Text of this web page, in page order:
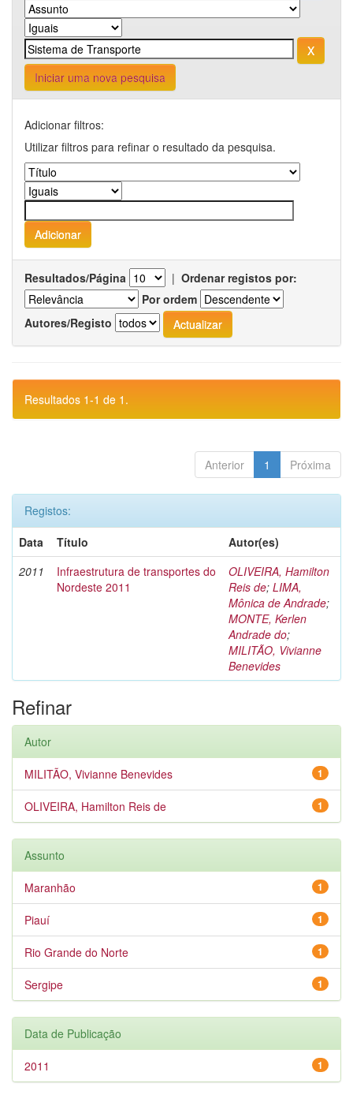
Iniciar uma nova pesquisa
Adicionar filtros:
Utilizar filtros para refinar o resultado da pesquisa.
Resultados/Página | Ordenar registos por:
Por ordem
Autores/Registo
Resultados 1-1 de 1.
Anterior 1 Próxima
Registos:
Data
Título
Autor(es)
2011
Infraestrutura de transportes do
Nordeste 2011
OLIVEIRA, Hamilton
Reis de; LIMA,
Mônica de Andrade;
MONTE, Kerlen
Andrade do;
MILITÃO, Vivianne
Benevides
Refinar
Autor
1
MILITÃO, Vivianne Benevides
1
OLIVEIRA, Hamilton Reis de
Assunto
1
Maranhão
1
Piauí
1
Rio Grande do Norte
1
Sergipe
Data de Publicação
1
2011